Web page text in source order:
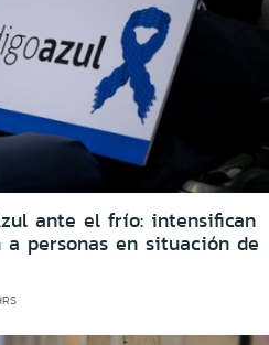
ante el frío: intensifican
personas en situación de